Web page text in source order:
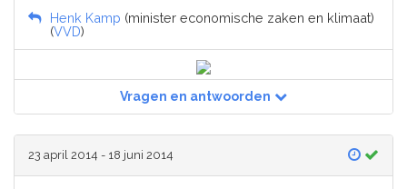
Henk Kamp (minister economische zaken en klimaat)
(VVD)
Vragen en antwoorden
23 april 2014 - 18 juni 2014